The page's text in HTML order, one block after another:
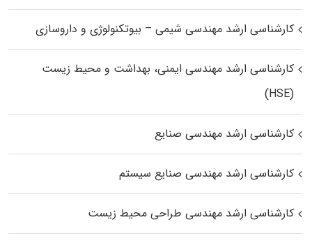
کارشناسی ارشد مهندسی شیمی – بیوتکنولوژی و داروسازی
کارشناسی ارشد مهندسی ایمنی، بهداشت و محیط زیست
(HSE)
کارشناسی ارشد مهندسی صنایع
کارشناسی ارشد مهندسی صنایع سیستم
کارشناسی ارشد مهندسی طراحی محیط زیست